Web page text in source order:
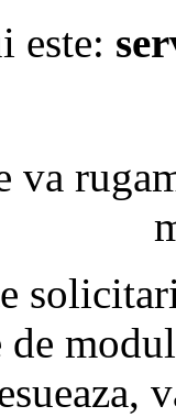
este:
va